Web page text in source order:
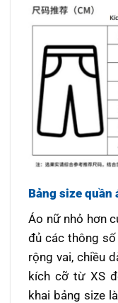
Bảng size quần
Áo nữ nhỏ hơn
đủ các thông
rộng vai, chiều
kích cỡ từ XS
khai bảng size